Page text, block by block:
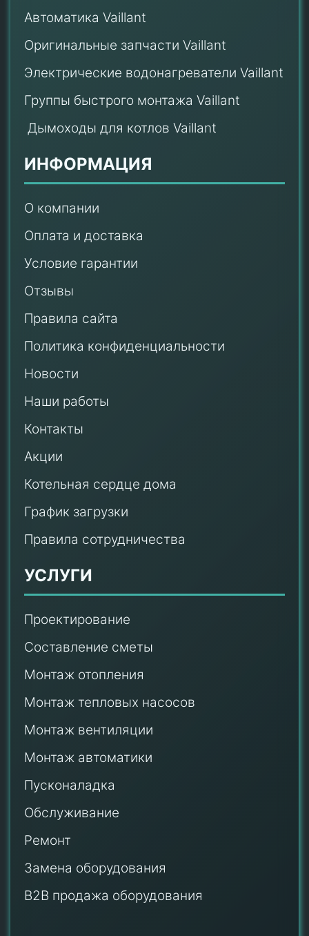
Автоматика Vaillant
Оригинальные запчасти Vaillant
Электрические водонагреватели Vaillant
Группы быстрого монтажа Vaillant
Дымоходы для котлов Vaillant
ИНФОРМАЦИЯ
О компании
Оплата и доставка
Условие гарантии
Отзывы
Правила сайта
Политика конфиденциальности
Новости
Наши работы
Контакты
Акции
Котельная сердце дома
График загрузки
Правила сотрудничества
УСЛУГИ
Проектирование
Составление сметы
Монтаж отопления
Монтаж тепловых насосов
Монтаж вентиляции
Монтаж автоматики
Пусконаладка
Обслуживание
Ремонт
Замена оборудования
B2B продажа оборудования